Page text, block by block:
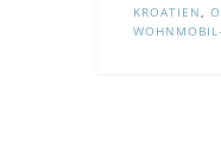
KROATIEN,